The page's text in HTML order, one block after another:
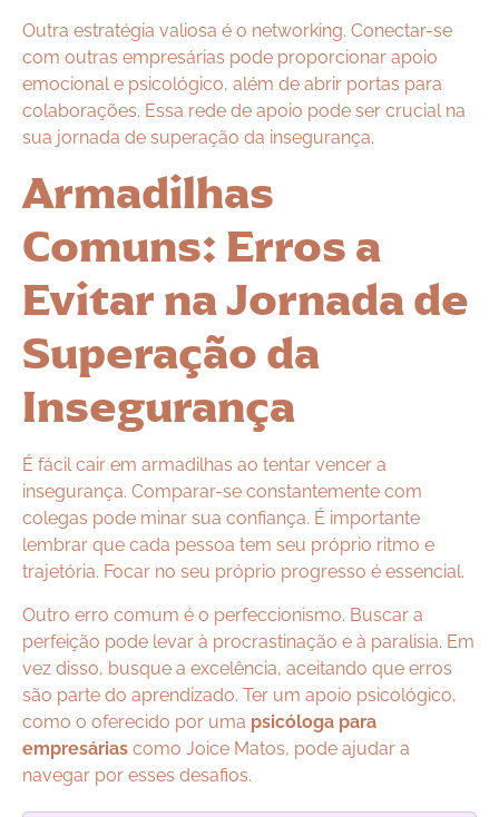
Outra estratégia valiosa é o networking. Conectar-se
com outras empresárias pode proporcionar apoio
emocional e psicológico, além de abrir portas para
colaborações. Essa rede de apoio pode ser crucial na
sua jornada de superação da insegurança.
Armadilhas
Comuns: Erros a
Evitar na Jornada de
Superação da
Insegurança
É fácil cair em armadilhas ao tentar vencer a
insegurança. Comparar-se constantemente com
colegas pode minar sua confiança. É importante
lembrar que cada pessoa tem seu próprio ritmo e
trajetória. Focar no seu próprio progresso é essencial.
Outro erro comum é o perfeccionismo. Buscar a
perfeição pode levar à procrastinação e à paralisia. Em
vez disso, busque a excelência, aceitando que erros
são parte do aprendizado. Ter um apoio psicológico,
como o oferecido por uma psicóloga para
empresárias como Joice Matos, pode ajudar a
navegar por esses desafios.